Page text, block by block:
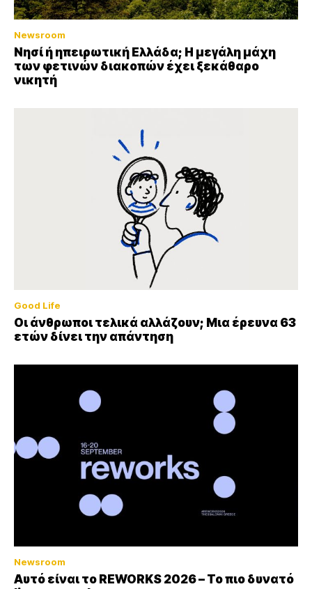
Newsroom
Νησί ή ηπειρωτική Ελλάδα; Η μεγάλη μάχη
των φετινών διακοπών έχει ξεκάθαρο
νικητή
Good Life
Οι άνθρωποι τελικά αλλάζουν; Μια έρευνα 63
ετών δίνει την απάντηση
Newsroom
Αυτό είναι το REWORKS 2026 – Το πιο δυνατό